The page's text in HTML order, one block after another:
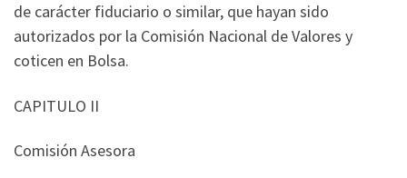
de carácter fiduciario o similar, que hayan sido
autorizados por la Comisión Nacional de Valores y
coticen en Bolsa.
CAPITULO II
Comisión Asesora